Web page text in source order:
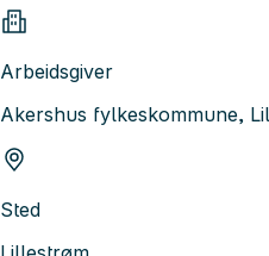
Arbeidsgiver
Akershus fylkeskommune,
Sted